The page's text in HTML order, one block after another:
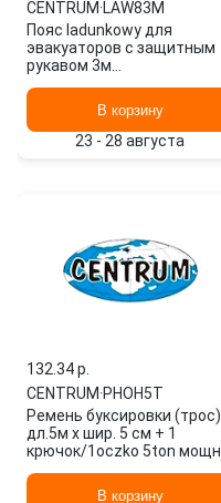
CENTRUM·LAW83M
Пояс ladunkowy для
эвакуаторов с защитным
рукавом 3м
CENTRUMВ корзину
23 - 28 августа
132.34 p.
CENTRUM·PHOH5T
Ремень буксировки (трос)
дл.5м х шир. 5 см + 1
крючок/1oczko 5ton мощн
В корзину